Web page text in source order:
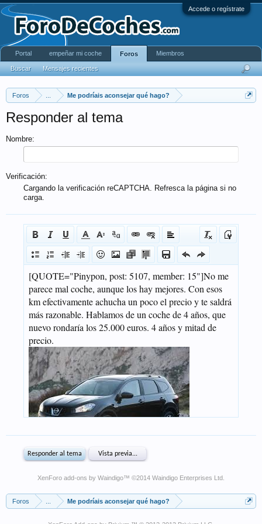
Accede o regístrate
Foros Me podríais aconsejar qué hago?
Responder al tema
Nombre:
Verificación:
Cargando la verificación reCAPTCHA. Refresca la página si no
carga.
XenForo add-ons by Waindigo™ ©2014 Waindigo Enterprises Ltd
Foros Me podríais aconsejar qué hago?
Portal empeñar mi coche Foros
Buscar Mensajes recientes
Miembros